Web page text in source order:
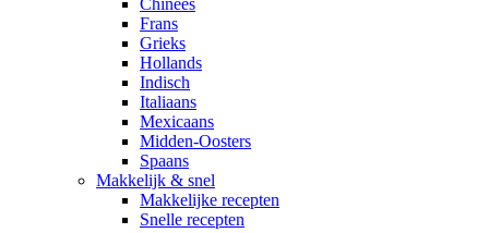
Chinees
Frans
Grieks
Hollands
Indisch
Italiaans
Mexicaans
Midden-Oosters
Spaans
Makkelijk & snel
Makkelijke recepten
Snelle recepten